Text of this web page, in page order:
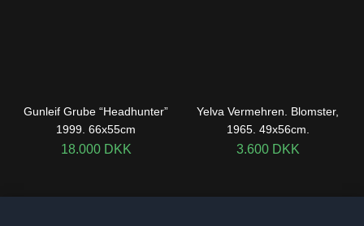
Gunleif Grube “Headhunter”
1999. 66x55cm
18.000 DKK
Yelva Vermehren. Blomster,
1965. 49x56cm.
3.600 DKK